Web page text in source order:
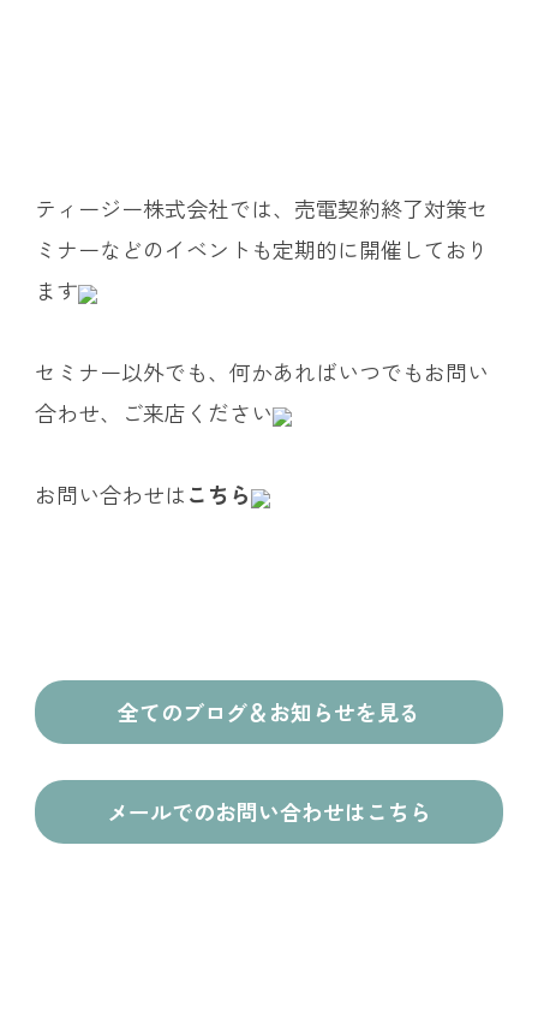
ティージー株式会社では、売電契約終了対策セ
ミナーなどのイベントも定期的に開催しており
ます
セミナー以外でも、何かあればいつでもお問い
合わせ、ご来店ください
お問い合わせはこちら
全てのブログ＆お知らせを見る
メールでのお問い合わせはこちら